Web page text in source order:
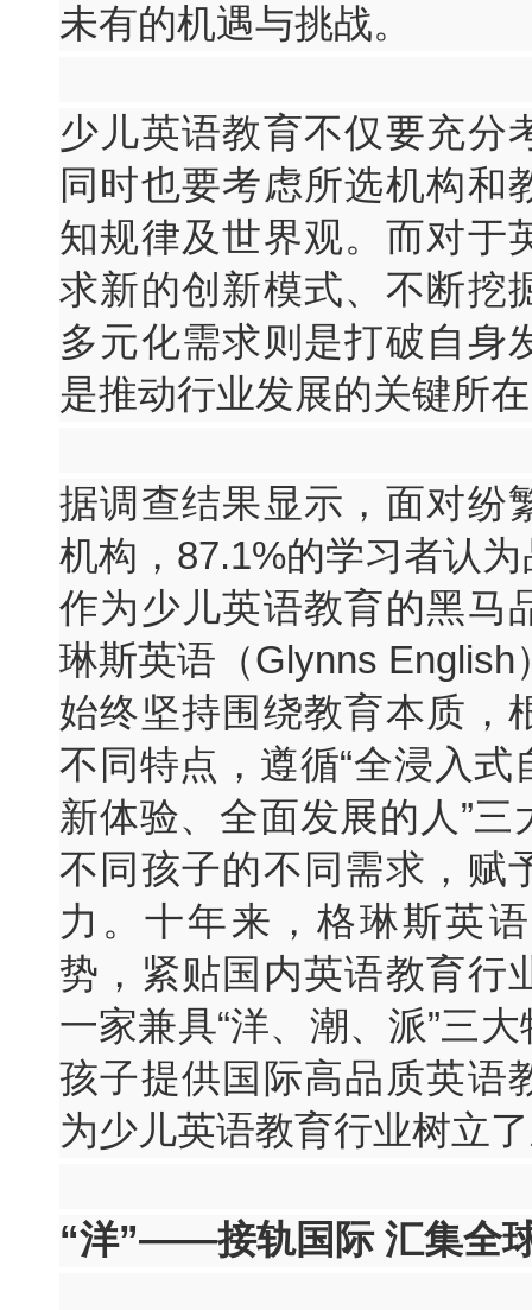
未有的机遇与挑战。
少儿英语教育不仅要充分
同时也要考虑所选机构和
知规律及世界观。而对于
求新的创新模式、不断挖
多元化需求则是打破自身
是推动行业发展的关键所
据调查结果显示，面对纷
机构，87.1%的学习者认
作为少儿英语教育的黑马
琳斯英语（Glynns
始终坚持围绕教育本质，
不同特点，遵循“全浸入式
新体验、全面发展的人”
不同孩子的不同需求，赋
力。十年来，格琳斯英
势，紧贴国内英语教育行
一家兼具“洋、潮、派”三
孩子提供国际高品质英语
为少儿英语教育行业树立
“洋”——接轨国际 汇集全